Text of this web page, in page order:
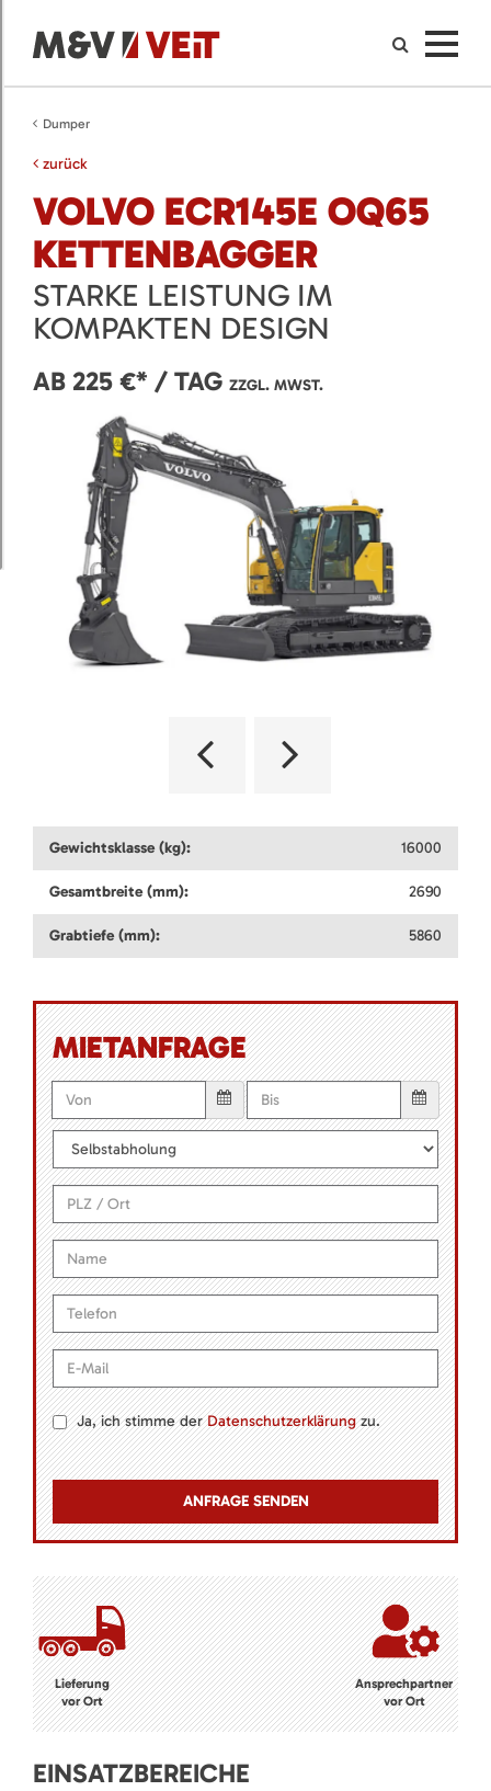
Dumper
zurück
VOLVO ECR145E OQ65
KETTENBAGGER
STARKE LEISTUNG IM
KOMPAKTEN DESIGN
AB 225 €* / TAG ZZGL. MWST.
Gewichtsklasse (kg): 16000
Gesamtbreite (mm): 2690
Grabtiefe (mm): 5860
MIETANFRAGE
Ja, ich stimme derDatenschutzerklärungzu.
Lieferung
vor Ort
Ansprechpartner
vor Ort
EINSATZBEREICHE